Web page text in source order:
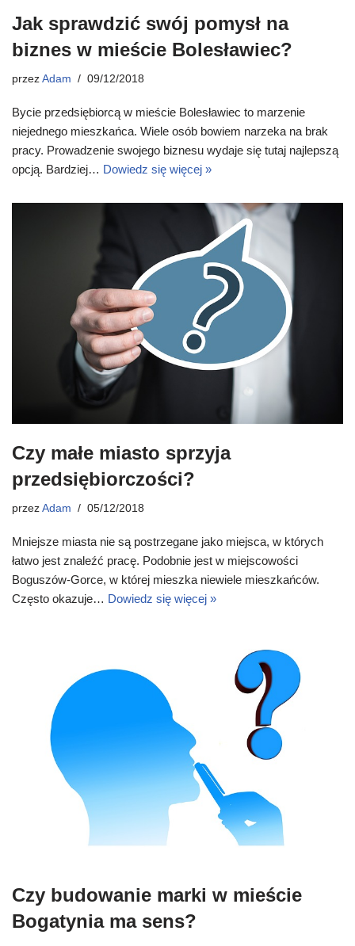
Jak sprawdzić swój pomysł na
biznes w mieście Bolesławiec?
przez Adam 09/12/2018
Bycie przedsiębiorcą w mieście Bolesławiec to marzenie
niejednego mieszkańca. Wiele osób bowiem narzeka na brak
pracy. Prowadzenie swojego biznesu wydaje się tutaj najlepszą
opcją. Bardziej… Dowiedz się więcej »
Czy małe miasto sprzyja
przedsiębiorczości?
przez Adam 05/12/2018
Mniejsze miasta nie są postrzegane jako miejsca, w których
łatwo jest znaleźć pracę. Podobnie jest w miejscowości
Boguszów-Gorce, w której mieszka niewiele mieszkańców.
Często okazuje… Dowiedz się więcej »
Czy budowanie marki w mieście
Bogatynia ma sens?